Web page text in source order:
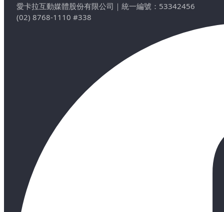
愛卡拉互動媒體股份有限公司 ｜ 統一編號：53342456
(02) 8768-1110 #338